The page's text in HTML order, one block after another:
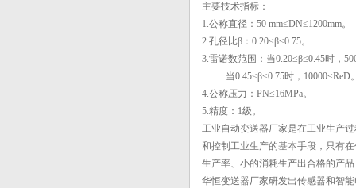
主要技术指标：
1.公称直径：50 mm≤DN≤1200mm。
2.孔径比β：0.20≤β≤0.75。
3.雷诺数范围：当0.20≤β≤0.45时，
当0.45≤β≤0.75时，10000≤ReD
4.公称压力：PN≤16MPa。
5.精度：1级。
工业自动变送器厂家是在工业生产
和控制工业生产的基本手段，只有
生产率、小的消耗生产出合格的产品
华恒变送器厂家研发出传感器和智